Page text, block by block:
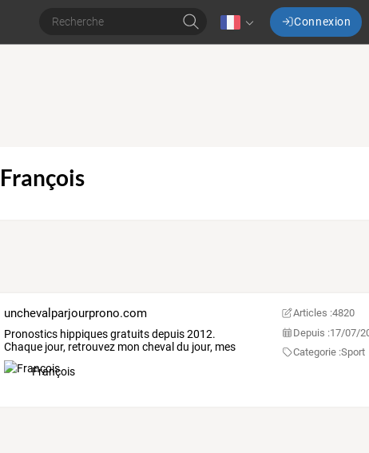
Connexion
François
unchevalparjourprono.com
Pronosticshippiquesgratuitsdepuis2012.
Chaquejour,retrouvezmon cheval du jour,mes
analyses
François
Articles :4820
Depuis :17/07/
Categorie :Sport